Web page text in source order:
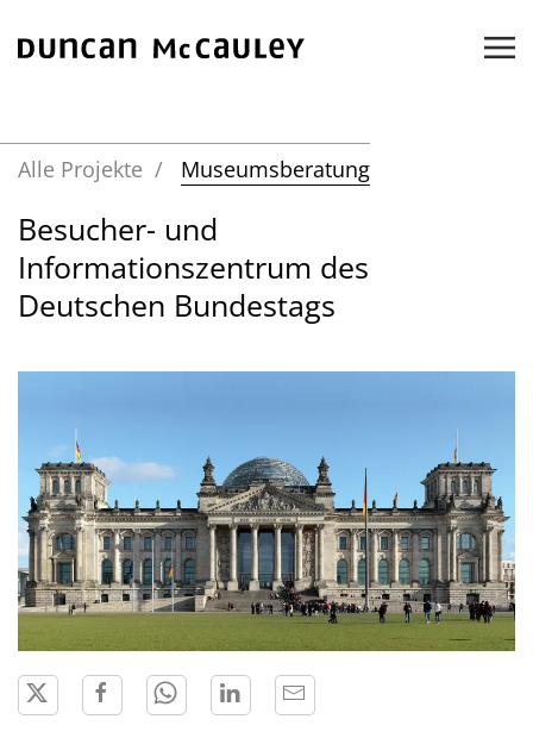
Zum Hauptinhalt springen
Alle Projekte Museumsberatung
Besucher- und
Informationszentrum des
Deutschen Bundestags